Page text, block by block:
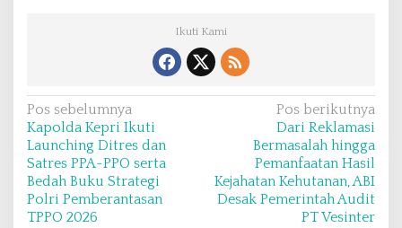
Ikuti Kami
N
a
v
i
g
Pos sebelumnya
Kapolda Kepri Ikuti
Launching Ditres dan
Satres PPA-PPO serta
Bedah Buku Strategi
Polri Pemberantasan
TPPO 2026
Pos berikutnya
Dari Reklamasi
Bermasalah hingga
Pemanfaatan Hasil
Kejahatan Kehutanan, ABI
Desak Pemerintah Audit
PT Vesinter